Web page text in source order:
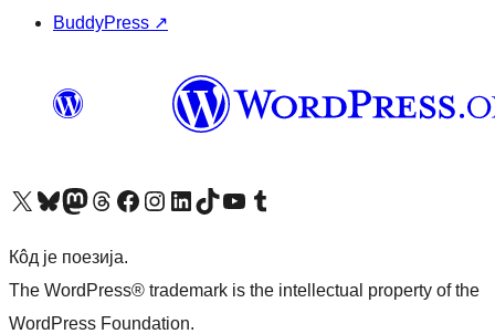
BuddyPress ↗
Visit our X (formerly Twitter) account
Посетите наш Bluesky налог
Visit our Mastodon account
Посетите наш налог на Threads-у Visit our Facebook pageПосетите наш Инстаграм налог
Visit our LinkedIn account
Посетите наш TikTok налог
Visit our YouTube channel
Посетите наш Tumblr налог
Кôд је поезија.
The WordPress® trademark is the intellectual property of the
WordPress Foundation.